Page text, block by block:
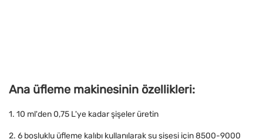
Ana üfleme makinesinin özellikleri:
1. 10 ml'den 0,75 L'ye kadar şişeler üretin
2. 6 boşluklu üfleme kalıbı kullanılarak su şişesi için 8500-9000